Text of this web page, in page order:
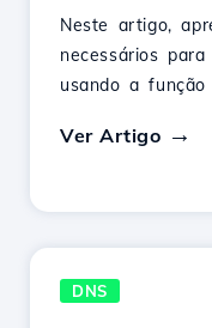
Neste artigo,
necessários
usando a
Ver Artigo
DNS